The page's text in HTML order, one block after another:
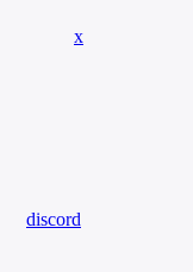
x
discord